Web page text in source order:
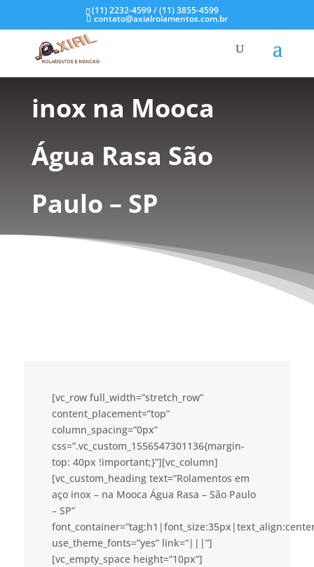
(11) 2232-4599 / (11) 3855-4599
contato@axialrolamentos.com.br
Rolamentos em aço
inox na Mooca
Água Rasa São
Paulo – SP
[vc_row full_width=”stretch_row”
content_placement=”top”
column_spacing=”0px”
css=”.vc_custom_1556547301136{margin-
top: 40px !important;}”][vc_column]
[vc_custom_heading text=”Rolamentos em
aço inox – na Mooca Água Rasa – São Paulo
– SP”
use_theme_fonts=”yes” link=”|||”]
[vc_empty_space height=”10px”]